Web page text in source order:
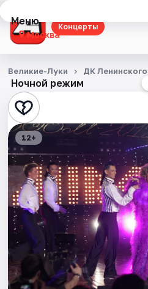
Концерты
Меню
Москва
Концерты
Города
Площадки
Артисты
Рейтинги
Ночной режим
Великие-Луки ДК
12+